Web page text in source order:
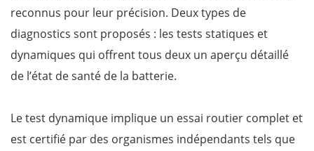
reconnus pour leur précision. Deux types de
diagnostics sont proposés : les tests statiques et
dynamiques qui offrent tous deux un aperçu détaillé
de l’état de santé de la batterie.
Le test dynamique implique un essai routier complet et
est certifié par des organismes indépendants tels que